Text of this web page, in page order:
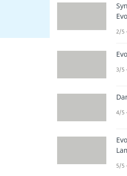
2/5
3/5
4/5
5/5